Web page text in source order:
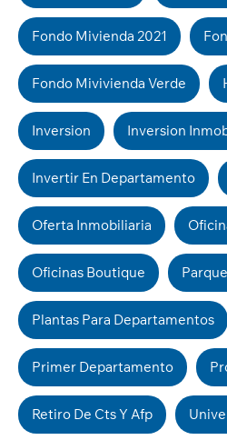
Fondo Mivienda 2021
Fondo Mivivienda Verde
Inversion Inversion
Invertir En Departamento
Oferta Inmobiliaria
Oficinas Boutique
Plantas Para Departamentos
Primer Departamento
Retiro De Cts Y Afp